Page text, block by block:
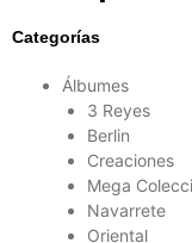
Categorías
Álbumes
3 Reyes
Berlin
Creaciones
Mega
Navarrete
Oriental